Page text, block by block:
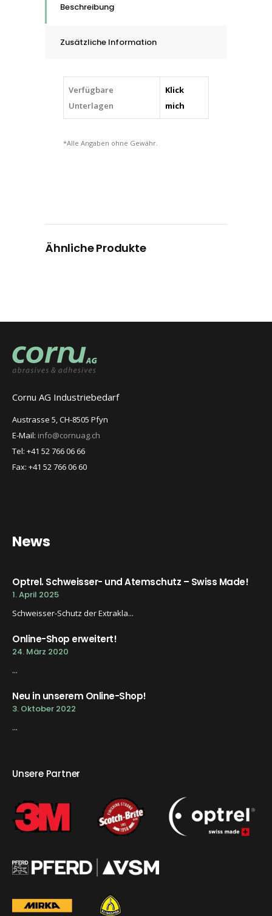
quantity
Beschreibung
Zusätzliche Information
Verfügbare
Unterlagen
Klick
mich
*Alle Angaben ohne Gewähr.
Ähnliche Produkte
Cornu AG Industriebedarf
Austrasse 5, CH-8505 Pfyn
E-Mail: info@cornuag.ch
Tel: +41 52 766 06 66
Fax: +41 52 766 06 60
News
Optrel. Schweisser- und Atemschutz – Swiss Made!
1. April 2025
Schweisser-Schutz der Extrakla...
Online-Shop erweitert!
24. März 2020
...
Neu in unserem Online-Shop!
3. Oktober 2022
...
Unsere Partner